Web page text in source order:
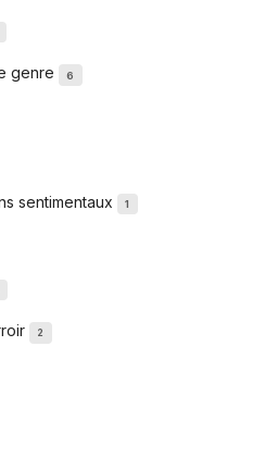
genre 6
sentimentaux 1
2